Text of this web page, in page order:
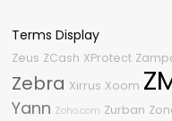
Terms Display
Zeus ZCash XProtect
Zebra Xirrus Xoom
Yann Zoho.com Zurban